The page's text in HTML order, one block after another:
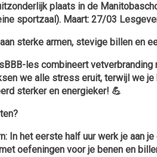
plaats in de
sportzaal). Maart: 27/03
sterke armen, stevige billen en
les combineert
we alle stress eruit, terwijl we
sterker en energieker! 💪
In het eerste half uur werk je aan
oefeningen voor je benen en